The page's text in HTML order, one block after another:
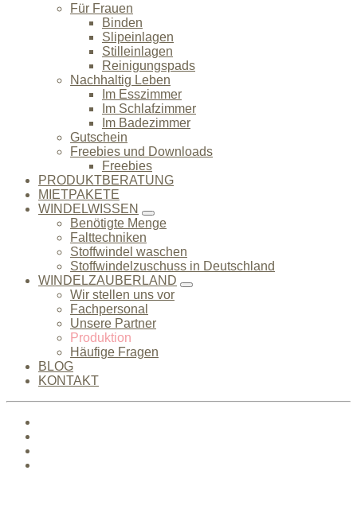
Für Frauen
Binden
Slipeinlagen
Stilleinlagen
Reinigungspads
Nachhaltig Leben
Im Esszimmer
Im Schlafzimmer
Im Badezimmer
Gutschein
Freebies und Downloads
Freebies
PRODUKTBERATUNG
MIETPAKETE
WINDELWISSEN
Benötigte Menge
Falttechniken
Stoffwindel waschen
Stoffwindelzuschuss in Deutschland
WINDELZAUBERLAND
Wir stellen uns vor
Fachpersonal
Unsere Partner
Produktion
Häufige Fragen
BLOG
KONTAKT